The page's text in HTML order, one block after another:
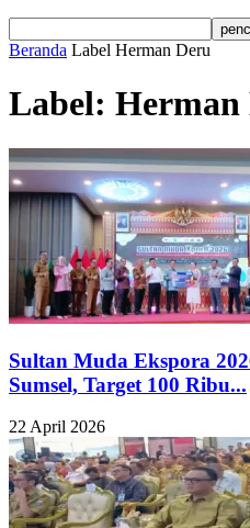
Beranda Label Herman Deru
Label: Herman
Sultan Muda Ekspora
Sumsel, Target 100 Ribu...
22 April 2026